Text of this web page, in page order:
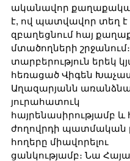
ականավոր
է, ով պատվավոր տեղ է
զբաղեցնում հայ
մտածողների
տարբերություն երեկ
հեռացած Վիգեն
Աղազարյանն
յուրահատուկ
հայրենասիրությամբ և
ժողովրդի պատմական
հողերը միավորելու
ցանկությամբ։ Նա